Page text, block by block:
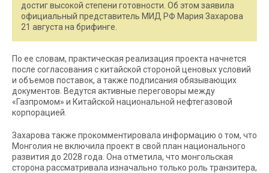
достиг высокой степени готовности. Об этом заявила
официальный представитель МИД РФ Мария Захарова
21 августа на брифинге.
По ее словам, практическая реализация проекта начнется
после согласования с китайской стороной ценовых условий
и объемов поставок, а также подписания обязывающих
документов. Ведутся активные переговоры между
«Газпромом» и Китайской национальной нефтегазовой
корпорацией.
Захарова также прокомментировала информацию о том, что
Монголия не включила проект в свой план национального
развития до 2028 года. Она отметила, что монгольская
сторона рассматривала изначально только роль транзитера,